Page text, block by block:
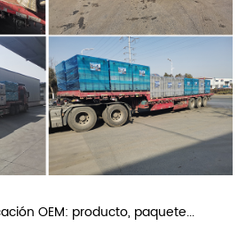
OEM: producto, paquete...